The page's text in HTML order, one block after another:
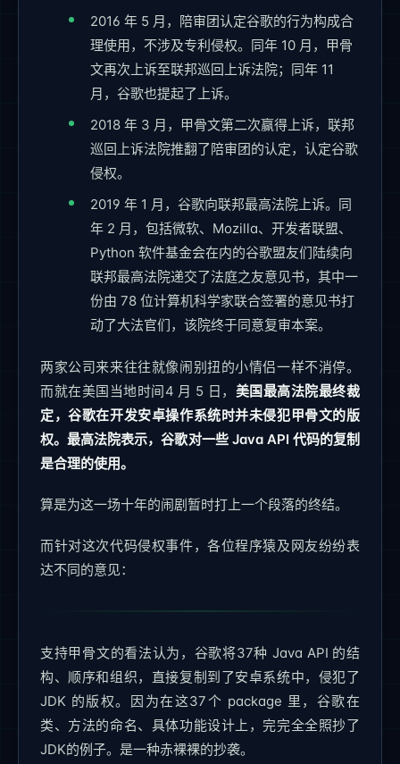
2016 年 5 月，陪审团认定谷歌的行为构成合
理使用，不涉及专利侵权。同年 10 月，甲骨
文再次上诉至联邦巡回上诉法院；同年 11
月，谷歌也提起了上诉。
2018 年 3 月，甲骨文第二次赢得上诉，联邦
巡回上诉法院推翻了陪审团的认定，认定谷歌
侵权。
2019 年 1 月，谷歌向联邦最高法院上诉。同
年 2 月，包括微软、Mozilla、开发者联盟、
Python 软件基金会在内的谷歌盟友们陆续向
联邦最高法院递交了法庭之友意见书，其中一
份由 78 位计算机科学家联合签署的意见书打
动了大法官们，该院终于同意复审本案。
两家公司来来往往就像闹别扭的小情侣一样不消停。
而就在美国当地时间4 月 5 日， 美国最高法院最终裁
定，谷歌在开发安卓操作系统时并未侵犯甲骨文的版
权。最高法院表示，谷歌对一些 Java API 代码的复制
是合理的使用。
算是为这一场十年的闹剧暂时打上一个段落的终结。
而针对这次代码侵权事件，各位程序猿及网友纷纷表
达不同的意见：
支持甲骨文的看法认为，谷歌将37种 Java API 的结
构、顺序和组织，直接复制到了安卓系统中，侵犯了
JDK 的版权。因为在这37个 package 里，谷歌在
类、方法的命名、具体功能设计上，完完全全照抄了
JDK的例子。是一种赤裸裸的抄袭。